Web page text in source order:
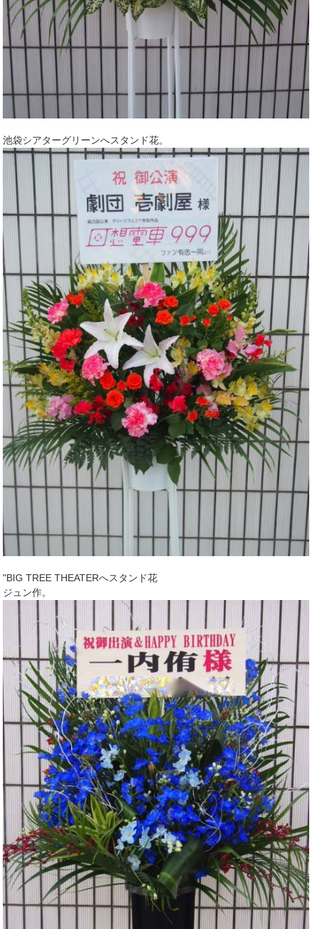
池袋シアターグリーンへスタンド花。
"BIG TREE THEATERへスタンド花
ジュン作。